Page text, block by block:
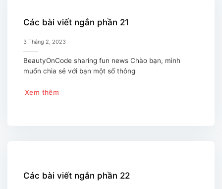
Các bài viết ngắn phần 21
3 Tháng 2, 2023
BeautyOnCode sharing fun news Chào bạn, mình
muốn chia sẻ với bạn một số thông
Xem thêm
Các bài viết ngắn phần 22